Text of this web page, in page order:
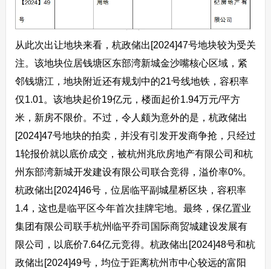
从此次出让地块来看，杭政储出[2024]47号地块较为受关
注。该地块位居钱塘区东部湾新城金沙嘴核心区域，紧
邻钱塘江，地块附近还有规划中的21号线地铁，容积率
仅1.01。该地块起价19亿元，楼面起价1.94万元/平方
米，新房不限价。不过，令人颇为意外的是，杭政储出
[2024]47号地块的拍卖，并没有引发开发商争抢，只经过
1轮报价就以底价成交，被杭州兆欣房地产有限公司和杭
州东部湾新城开发建设有限公司联合竞得，溢价率0%。
杭政储出[2024]46号，位居临平副城星桥区块，容积率
1.4，这也是临平区今年首次挂牌宅地。最终，保亿置业
集团有限公司联手杭州临平乔司国际商贸城建设发展有
限公司，以底价7.64亿元竞得。杭政储出[2024]48号和杭
政储出[2024]49号，均位于距离杭州市中心较远的富阳